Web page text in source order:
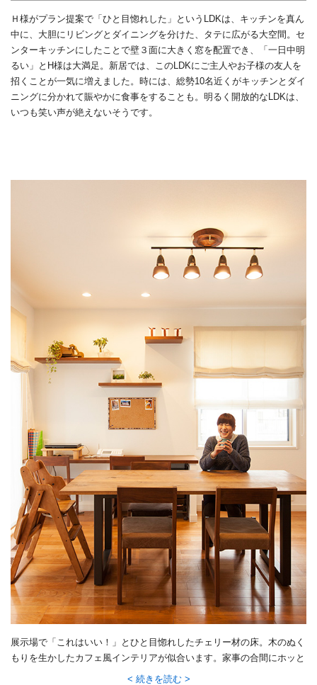
Ｈ様がプラン提案で「ひと目惚れした」というLDKは、キッチンを真ん
中に、大胆にリビングとダイニングを分けた、タテに広がる大空間。セ
ンターキッチンにしたことで壁３面に大きく窓を配置でき、「一日中明
るい」とH様は大満足。新居では、このLDKにご主人やお子様の友人を
招くことが一気に増えました。時には、総勢10名近くがキッチンとダイ
ニングに分かれて賑やかに食事をすることも。明るく開放的なLDKは、
いつも笑い声が絶えないそうです。
展示場で「これはいい！」とひと目惚れしたチェリー材の床。木のぬく
もりを生かしたカフェ風インテリアが似合います。家事の合間にホッと
ひと息つける、くつろぎの空間に。
続きを読む